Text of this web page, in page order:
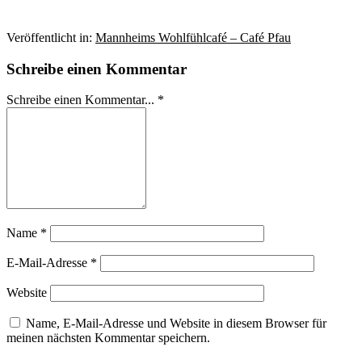
Veröffentlicht in: Mannheims Wohlfühlcafé – Café Pfau
Schreibe einen Kommentar
Schreibe einen Kommentar... *
Name *
E-Mail-Adresse *
Website
Name, E-Mail-Adresse und Website in diesem Browser für
meinen nächsten Kommentar speichern.